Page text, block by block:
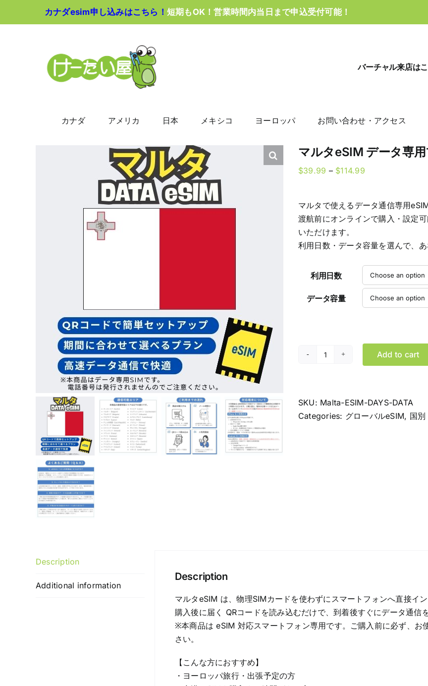
カナダesim申し込みはこちら！ 短期もOK！営業時間内当日まで申込受付可能！
バーチャル来店は
カナダ アメリカ 日本 メキシコ ヨーロッパ お問い合わせ・アクセス
マルタeSIM データ専
$39.99 – $114.99Price
through
$114.99
マルタで使えるデータ通信専用
渡航前にオンラインで購入・設定
いただけます。
利用日数・データ容量を選んで、
利用日数
データ容量
マ
eSIM
デ
Add to cart
SKU: Malta-ESIM-DAYS-DATA
Categories: グローバルeSIM, 国別
Description
Additional information
Description
マルタeSIM は、物理SIMカードを使わずにスマートフォンへ直接イ
購入後に届く QRコードを読み込むだけで、到着後すぐにデータ通信
※本商品は eSIM 対応スマートフォン専用です。ご購入前に必ず、
さい。
【こんな方におすすめ】
・ヨーロッパ旅行・出張予定の方